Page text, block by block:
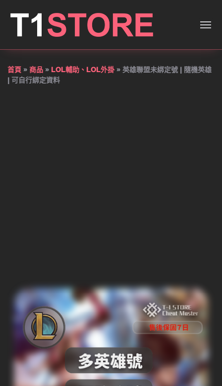
英雄聯盟未綁定號 | 隨機英雄
首頁 » 商品 » LOL輔助、LOL外掛» 英雄聯盟未綁定號 | 隨機英雄
| 可自行綁定資料